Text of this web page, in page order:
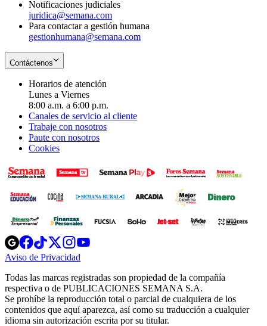
Notificaciones judiciales
juridica@semana.com
Para contactar a gestión humana
gestionhumana@semana.com
Contáctenos
Horarios de atención
Lunes a Viernes
8:00 a.m. a 6:00 p.m.
Canales de servicio al cliente
Trabaje con nosotros
Paute con nosotros
Cookies
Opens
in
new
Opens
in
new
Opens
in
new
window
Opens
new
windowwindow
Aviso de Privacidad
new
window
Todas las marcas registradas son propiedad de la compañía
respectiva o de PUBLICACIONES SEMANA S.A.
Se prohíbe la reproducción total o parcial de cualquiera de los
contenidos que aquí aparezca, así como su traducción a cualquier
idioma sin autorización escrita por su titular.